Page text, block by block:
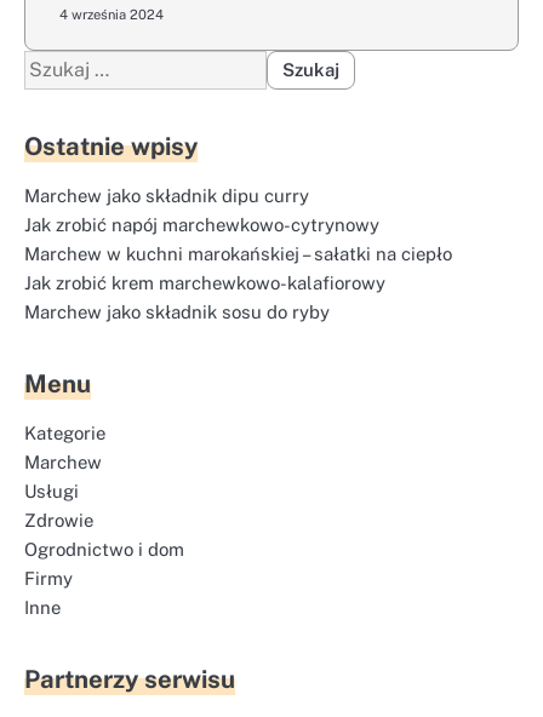
4 września 2024
Szukaj:
Ostatnie wpisy
Marchew jako składnik dipu curry
Jak zrobić napój marchewkowo-cytrynowy
Marchew w kuchni marokańskiej – sałatki na ciepło
Jak zrobić krem marchewkowo-kalafiorowy
Marchew jako składnik sosu do ryby
Menu
Kategorie
Marchew
Usługi
Zdrowie
Ogrodnictwo i dom
Firmy
Inne
Partnerzy serwisu